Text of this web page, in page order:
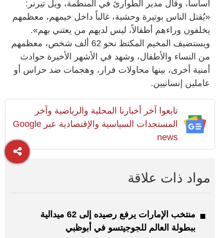
أساساً، وقال مدير الطوارئ في المنظمة، ويل تيرنر:
«يُقتل الناس بوتيرة وحشية، غالباً داخل خيمهم، معظمهم
يخلفون وراءهم أطفالاً، ليس لديهم من يعتني بهم».
ويستضيف المخيم المكتظ نحو 62 ألف شخص، معظمهم
من النساء والأطفال، وشهد في الأشهر الأخيرة حوادث
أمنية أخرى، بينها محاولات فرار، وهجمات ضد حراس أو
عاملين إنسانيين.
تابعوا آخر أخبارنا المحلية والرياضية وآخر
المستجدات السياسية والإقتصادية عبر Google
news
مواد ذات علاقة
منتخب الإمارات يرفع رصيده إلى 62 ميدالية
ببطولة العالم للجوجيتسو في أبوظبي